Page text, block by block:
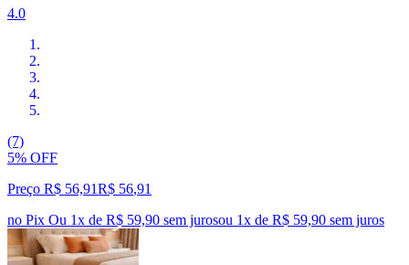
4.0
(7)
5% OFF
Preço R$ 56,91R$ 56,91
no Pix Ou 1x de R$ 59,90 sem jurosou 1x de R$ 59,90 sem juros